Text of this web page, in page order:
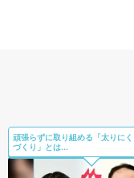
頑張らずに取り組める「太りに
づくり」とは...